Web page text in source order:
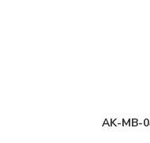
AK-MB-